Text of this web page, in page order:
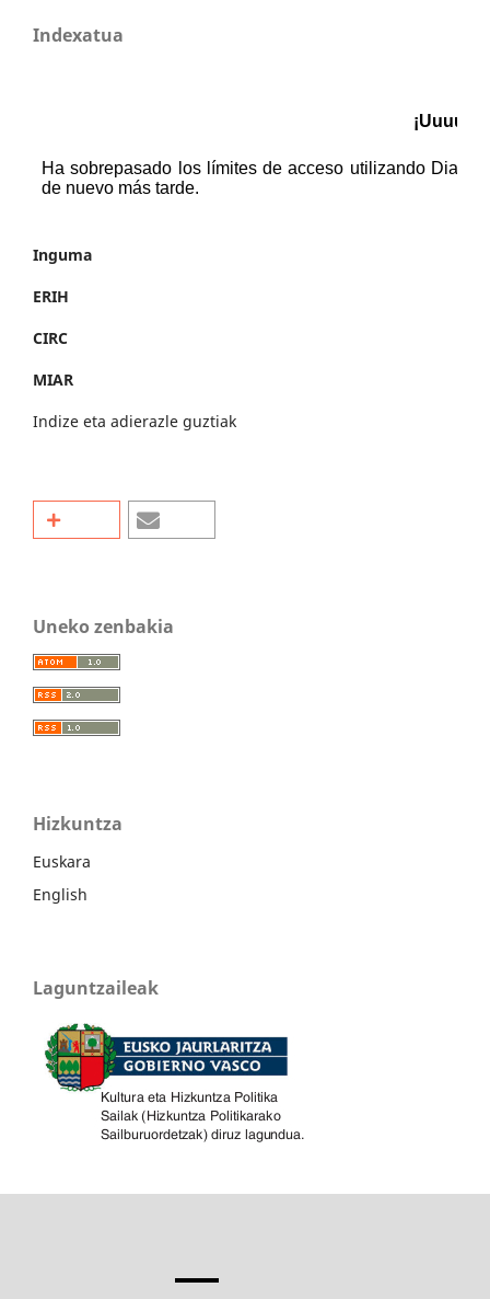
Indexatua
Inguma
ERIH
CIRC
MIAR
Indize eta adierazle guztiak
Uneko zenbakia
Hizkuntza
Euskara
English
Laguntzaileak